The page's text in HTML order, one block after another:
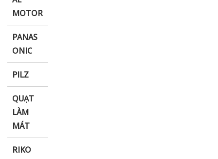
MOTOR
PANAS
ONIC
PILZ
QUẠT
LÀM
MÁT
RIKO